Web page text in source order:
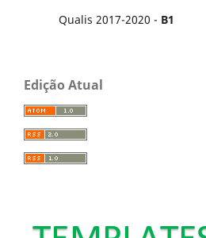
Qualis 2017-2020 - B1
Edição Atual